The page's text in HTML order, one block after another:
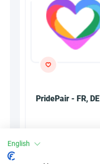
PridePair - FR, DE
English